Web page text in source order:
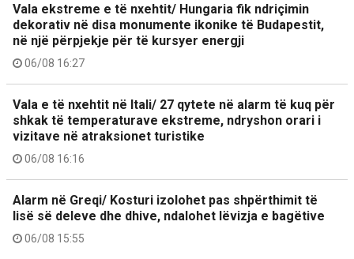
Vala ekstreme e të nxehtit/ Hungaria fik ndriçimin
dekorativ në disa monumente ikonike të Budapestit,
në një përpjekje për të kursyer energji
06/08 16:27
Vala e të nxehtit në Itali/ 27 qytete në alarm të kuq për
shkak të temperaturave ekstreme, ndryshon orari i
vizitave në atraksionet turistike
06/08 16:16
Alarm në Greqi/ Kosturi izolohet pas shpërthimit të
lisë së deleve dhe dhive, ndalohet lëvizja e bagëtive
06/08 15:55